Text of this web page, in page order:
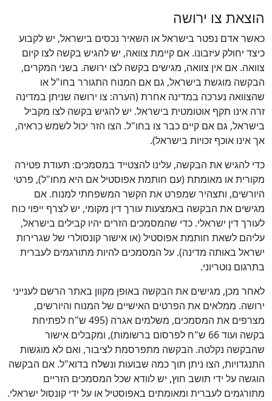
הוצאת צו ירושה
כאשר אדם נפטר בישראל או השאיר נכסים בישראל, יש לקבוע
כיצד יחולק עיזבונו. אם קיימת צוואה, יש להגיש בקשה לצו קיום
צוואה. אם אין צוואה, מגישים בקשה לצו ירושה. בשני המקרים,
הבקשה מוגשת בישראל, גם אם המנוח התגורר בחו"ל או
שהצוואה נערכה במדינה אחרת (הערה: צו ירושה שניתן במדינה
זרה אינו תקף אוטומטית בישראל. יש להגיש בקשה לצו מקביל
בישראל, גם אם קיים כבר צו בחו"ל. הצו הזר יכול לשמש כראיה,
אך אינו אוכף זכויות בישראל).
כדי להגיש את הבקשה, עלינו להצטייד במסמכים: תעודת פטירה
מקורית או מאומתת (עם חותמת אפוסטיל אם היא מחו"ל), פרטי
היורשים, ותצהיר שמפרט את הקשר המשפחתי למנוח. אם
מגישים את הבקשה באמצעות עורך דין מקומי, יש לצרף ייפוי כוח
לעורך דין ישראלי. כדי שהמסמכים הזרים יהיו קבילים בישראל,
עליהם לשאת חותמת אפוסטיל (או אישור קונסולרי של שגרירות
ישראל באותה מדינה). על המסמכים להיות מתורגמים לעברית
בתרגום נוטריוני.
לאחר מכן, מגישים את הבקשה באופן מקוון באתר הרשם לענייני
ירושה. ממלאים את הפרטים האישיים של המנוח והיורשים,
מצרפים את המסמכים, משלמים אגרה (495 ש"ח לפתיחת
בקשה ועוד 66 ש"ח לפרסום ברשומות), ומקבלים אישור
שהבקשה נקלטה. הבקשה מתפרסמת לציבור, ואם לא מוגשות
התנגדויות, הצו ניתן תוך כמה שבועות ונשלח בדוא"ל. אם הבקשה
הוגשה על ידי תושב חוץ, יש לוודא שכל המסמכים הזריים
מתורגמים לעברית ומאומתים באפוסטיל או על ידי קונסול ישראלי.